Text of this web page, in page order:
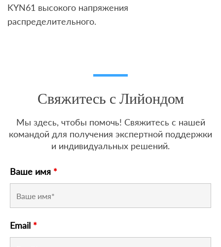
KYN61 высокого напряжения
распределительного.
Свяжитесь с Лийондом
Мы здесь, чтобы помочь! Свяжитесь с нашей
командой для получения экспертной поддержки
и индивидуальных решений.
Ваше имя *
Email *